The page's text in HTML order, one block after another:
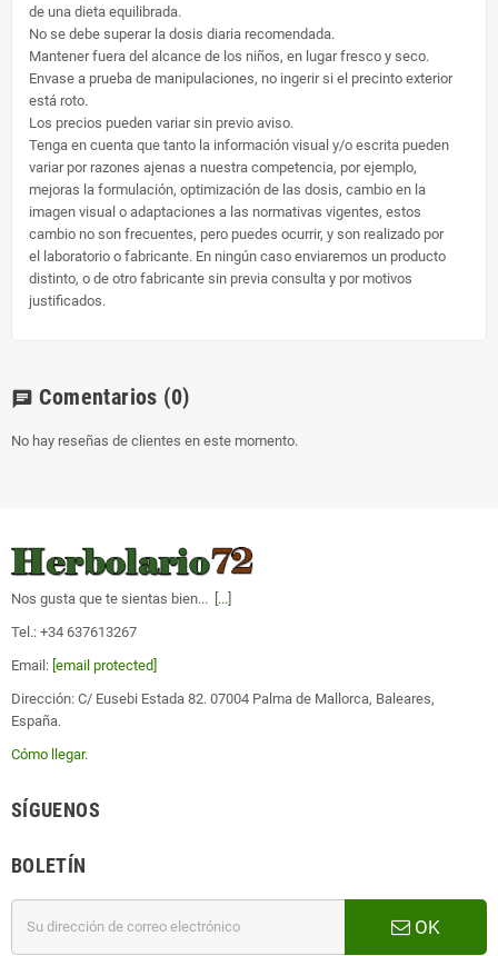
de una dieta equilibrada.
No se debe superar la dosis diaria recomendada.
Mantener fuera del alcance de los niños, en lugar fresco y seco.
Envase a prueba de manipulaciones, no ingerir si el precinto exterior
está roto.
Los precios pueden variar sin previo aviso.
Tenga en cuenta que tanto la información visual y/o escrita pueden
variar por razones ajenas a nuestra competencia, por ejemplo,
mejoras la formulación, optimización de las dosis, cambio en la
imagen visual o adaptaciones a las normativas vigentes, estos
cambio no son frecuentes, pero puedes ocurrir, y son realizado por
el laboratorio o fabricante. En ningún caso enviaremos un producto
distinto, o de otro fabricante sin previa consulta y por motivos
justificados.
chat Comentarios (0)
No hay reseñas de clientes en este momento.
Nos gusta que te sientas bien... [ ...
Tel.: +34 637613267
Email: [email protected]
Dirección: C/ Eusebi Estada 82. 07004 Palma de Mallorca, Baleares,
España.
Cómo llegar.
SÍGUENOS
BOLETÍN
OK